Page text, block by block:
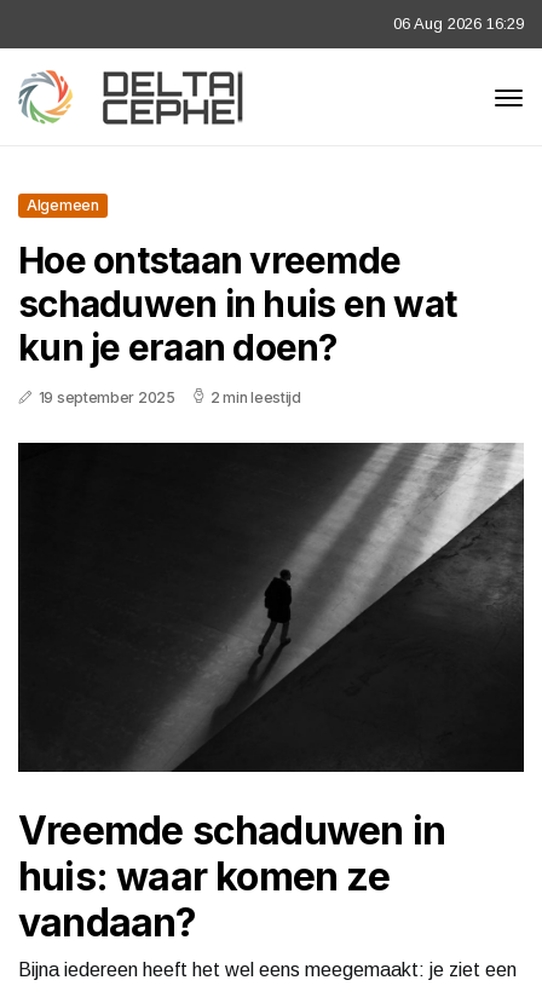
06 Aug 2026 16:29
Algemeen
Hoe ontstaan vreemde
schaduwen in huis en wat
kun je eraan doen?
19 september 2025 2 min leestijd
Vreemde schaduwen in
huis: waar komen ze
vandaan?
Bijna iedereen heeft het wel eens meegemaakt: je ziet een